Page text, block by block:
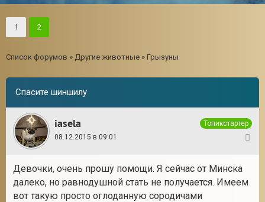
1 2
Список форумов » Другие животные » Грызуны
Спасите шиншилу
iasela
Топикстартер
08.12.2015 в 09:01
Девочки, очень прошу помощи. Я сейчас от Минска
далеко, но равнодушной стать не получается. Имеем
вот такую просто оглоданную сородичами